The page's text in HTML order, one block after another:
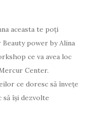
aceasta te poți
power by Alina
ce va avea loc
Center.
ce doresc să învețe
să îşi dezvolte